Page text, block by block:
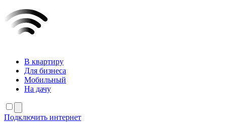
В квартиру
Для бизнеса
Мобильный
На дачу
Подключить интернет